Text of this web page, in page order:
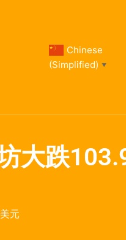
Chinese
(Simplified) ▼
大跌
元